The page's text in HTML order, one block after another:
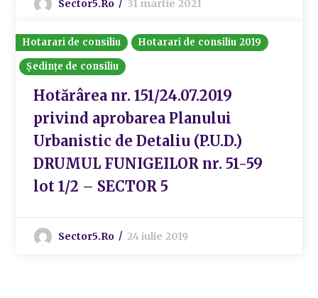
Sector5.ro 31 martie 2021
Hotarari de consiliu
Hotarari de consiliu 2019
Ședințe de consiliu
Hotărârea nr. 151/24.07.2019
privind aprobarea Planului
Urbanistic de Detaliu (P.U.D.)
DRUMUL FUNIGEILOR nr. 51-59
lot 1/2 – SECTOR 5
Sector5.ro 24 iulie 2019